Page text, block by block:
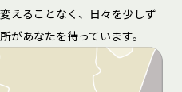
えることなく、日々を少しず
があなたを待っています。